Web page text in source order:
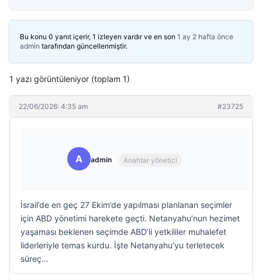
Bu konu 0 yanıt içerir, 1 izleyen vardır ve en son 1 ay 2 hafta önce
admin tarafından güncellenmiştir.
1 yazı görüntüleniyor (toplam 1)
22/06/2026: 4:35 am #23725
A admin Anahtar yönetici
İsrail’de en geç 27 Ekim’de yapılması planlanan seçimler
için ABD yönetimi harekete geçti. Netanyahu’nun hezimet
yaşaması beklenen seçimde ABD’li yetkililer muhalefet
liderleriyle temas kurdu. İşte Netanyahu’yu terletecek
süreç…